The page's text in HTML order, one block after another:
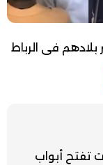
بلادهم في الرباط
تفتح أبواب